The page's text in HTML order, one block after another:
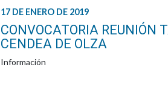
17 DE ENERO DE 2019
CONVOCATORIA REUNIÓN
CENDEA DE OLZA
Información